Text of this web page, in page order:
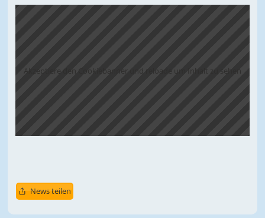
Akzeptiere den Cookiebanner und reloade um Inhalt zu sehen
News teilen